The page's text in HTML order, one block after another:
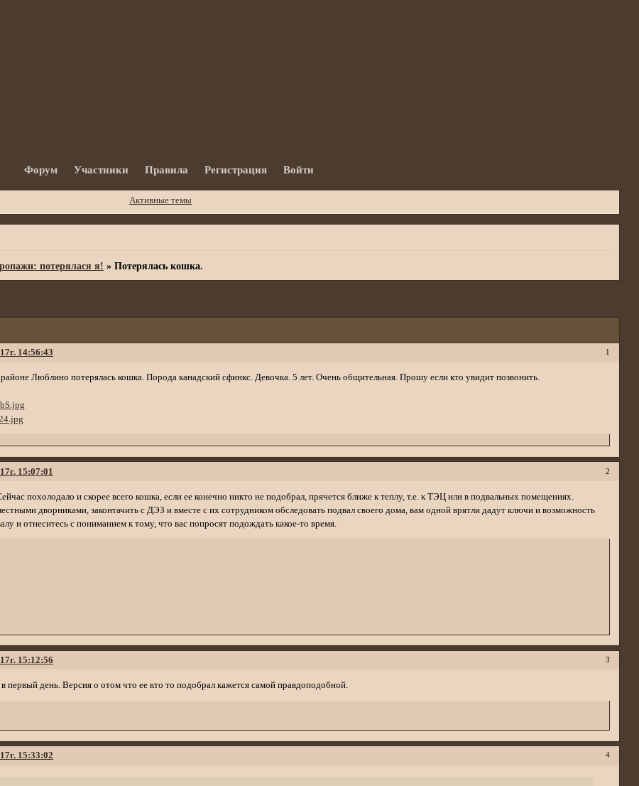
Форум Участники Правила Регистрация Войти
Активные темы
потерялася я! » Потерялась кошка.
1
14:56:43
Люблино потерялась кошка. Порода канадский сфинкс. Девочка. 5 лет. Очень общительная. Прошу если кто увидит позвонить.
2
15:07:01
похолодало и скорее всего кошка, если ее конечно никто не подобрал, прячется ближе к теплу, т.е. к ТЭЦ или в подвальных помещениях.
дворниками, законтачить с ДЭЗ и вместе с их сотрудником обследовать подвал своего дома, вам одной врятли дадут ключи и возможность
и отнеситесь с пониманием к тому, что вас попросят подождать какое-то время.
3
15:12:56
первый день. Версия о отом что ее кто то подобрал кажется самой правдоподобной.
4
15:33:02